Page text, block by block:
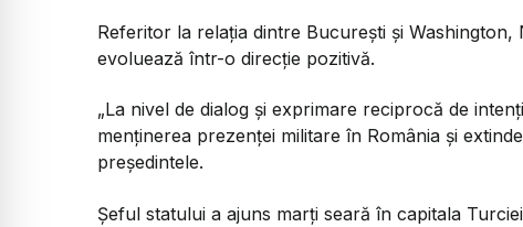
Referitor la relația dintre București și
evoluează într-o direcție pozitivă.
„La nivel de dialog și exprimare reciprocă de
menținerea prezenței militare în România și
președintele.
Șeful statului a ajuns marți seară în capitala